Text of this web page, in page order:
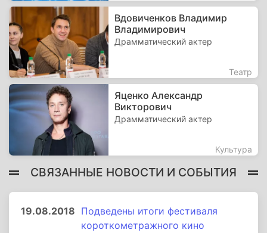
Вдовиченков Владимир
Владимирович
Драмматический актер
Театр
Яценко Александр
Викторович
Драмматический актер
Культура
СВЯЗАННЫЕ НОВОСТИ И СОБЫТИЯ
19.08.2018 Подведены итоги фестиваля
короткометражного кино